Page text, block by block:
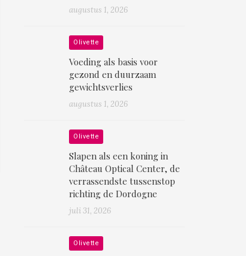
augustus 1, 2026
Olivette
Voeding als basis voor
gezond en duurzaam
gewichtsverlies
augustus 1, 2026
Olivette
Slapen als een koning in
Château Optical Center, de
verrassendste tussenstop
richting de Dordogne
juli 31, 2026
Olivette